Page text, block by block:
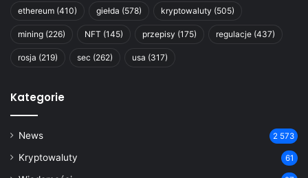
ethereum (410) giełda (578) kryptowaluty (505)
mining (226) NFT (145) przepisy (175) regulacje (437)
rosja (219) sec (262) usa (317)
Kategorie
News 2 573
Kryptowaluty 61